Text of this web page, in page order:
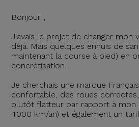
Bonjour ,
J'avais le projet de changer mon
déjà. Mais quelques ennuis de
maintenant la course à pied) en
concrétisation.
Je cherchais une marque
confortable, des roues
plutôt flatteur par rapport à mon
4000 km/an) et également un